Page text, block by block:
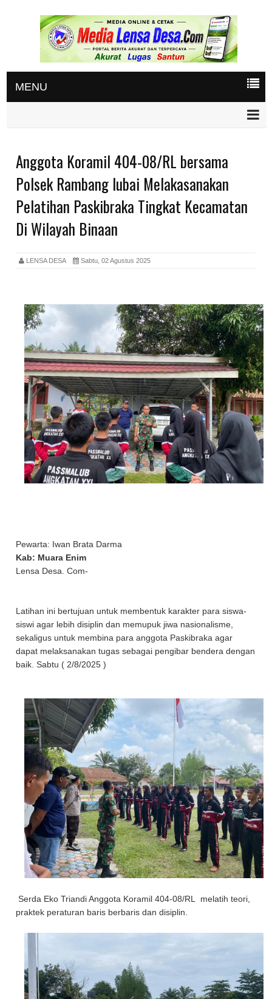
MENU
Anggota Koramil 404-08/RL bersama
Polsek Rambang lubai Melakasanakan
Pelatihan Paskibraka Tingkat Kecamatan
Di Wilayah Binaan
LENSA DESA Sabtu, 02 Agustus 2025
Pewarta: Iwan Brata Darma
Kab: Muara Enim
Lensa Desa. Com-
Latihan ini bertujuan untuk membentuk karakter para siswa-
siswi agar lebih disiplin dan memupuk jiwa nasionalisme,
sekaligus untuk membina para anggota Paskibraka agar
dapat melaksanakan tugas sebagai pengibar bendera dengan
baik. Sabtu ( 2/8/2025 )
Serda Eko Triandi Anggota Koramil 404-08/RL melatih teori,
praktek peraturan baris berbaris dan disiplin.